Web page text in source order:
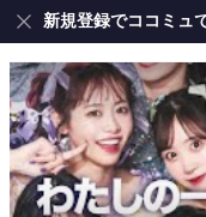
新規登録でココミュ